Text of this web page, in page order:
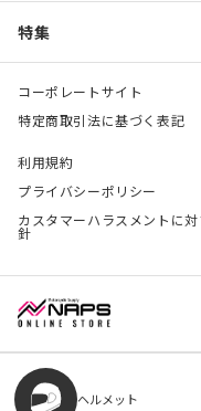
特集
コーポレートサイト
特定商取引法に基づく表記
利用規約
プライバシーポリシー
カスタマーハラスメントに
針
ヘルメット